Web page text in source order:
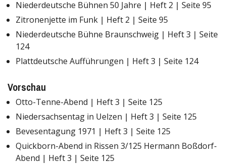
Niederdeutsche Bühnen 50 Jahre | Heft 2 | Seite 95
Zitronenjette im Funk | Heft 2 | Seite 95
Niederdeutsche Bühne Braunschweig | Heft 3 | Seite
124
Plattdeutsche Aufführungen | Heft 3 | Seite 124
Vorschau
Otto-Tenne-Abend | Heft 3 | Seite 125
Niedersachsentag in Uelzen | Heft 3 | Seite 125
Bevesentagung 1971 | Heft 3 | Seite 125
Quickborn-Abend in Rissen 3/125 Hermann Boßdorf-
Abend | Heft 3 | Seite 125